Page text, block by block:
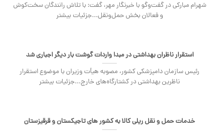
شهرام مبارکی در گفت‌وگو با خبرنگار مهر، گفت: با تلاش رانندگان سخت‌کوش
و فعالان بخش حمل‌ونقل...جزئیات بیشتر
استقرار ناظران بهداشتی در مبدا واردات گوشت بار دیگر اجباری شد
رئیس سازمان دامپزشکی کشور، مصوبه هیأت وزیران با موضوع استقرار
ناظرین بهداشتی در کشتارگاه‌های خارج...جزئیات بیشتر
خدمات حمل و نقل ریلی کالا به کشور های تاجیکستان و قرقیزستان